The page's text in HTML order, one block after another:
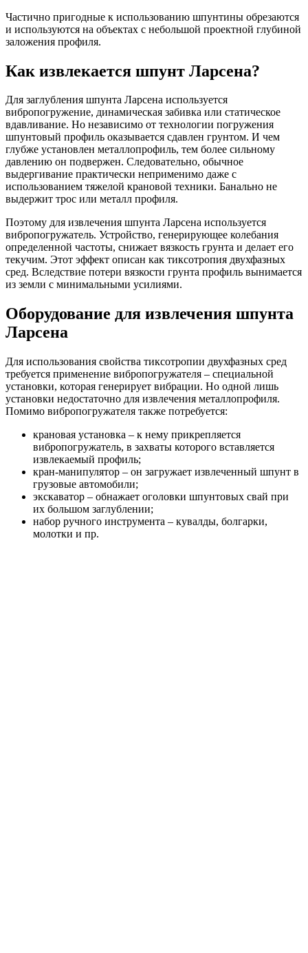
Частично пригодные к использованию шпунтины обрезаются
и используются на объектах с небольшой проектной глубиной
заложения профиля.
Как извлекается шпунт Ларсена?
Для заглубления шпунта Ларсена используется
вибропогружение, динамическая забивка или статическое
вдавливание. Но независимо от технологии погружения
шпунтовый профиль оказывается сдавлен грунтом. И чем
глубже установлен металлопрофиль, тем более сильному
давлению он подвержен. Следовательно, обычное
выдергивание практически неприменимо даже с
использованием тяжелой крановой техники. Банально не
выдержит трос или металл профиля.
Поэтому для извлечения шпунта Ларсена используется
вибропогружатель. Устройство, генерирующее колебания
определенной частоты, снижает вязкость грунта и делает его
текучим. Этот эффект описан как тиксотропия двухфазных
сред. Вследствие потери вязкости грунта профиль вынимается
из земли с минимальными усилиями.
Оборудование для извлечения шпунта
Ларсена
Для использования свойства тиксотропии двухфазных сред
требуется применение вибропогружателя – специальной
установки, которая генерирует вибрации. Но одной лишь
установки недостаточно для извлечения металлопрофиля.
Помимо вибропогружателя также потребуется:
крановая установка – к нему прикрепляется
вибропогружатель, в захваты которого вставляется
извлекаемый профиль;
кран-манипулятор – он загружает извлеченный шпунт в
грузовые автомобили;
экскаватор – обнажает оголовки шпунтовых свай при
их большом заглублении;
набор ручного инструмента – кувалды, болгарки,
молотки и пр.